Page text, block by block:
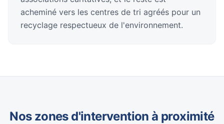
acheminé vers les centres de tri agréés pour un
recyclage respectueux de l'environnement.
Nos zones d'intervention à proximité